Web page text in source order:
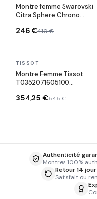
Montre femme Swarovski
Citra Sphere Chrono
cuir noir
246 €410 €
En stock
TISSOT
Montre Femme Tissot
T0352071605100
Bracelet Cuir
354,25 €545 €
Authenticité
Montres 100%
Retour 14
Satisfait ou